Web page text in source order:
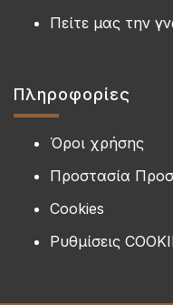
Πείτε μας την
Πληροφορίες
Όροι χρήσης
Προστασία
Cookies
Ρυθμίσεις